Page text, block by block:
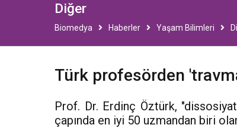
Diğer
Biomedya Haberler Yaşam Bilimleri
Türk profesörden
Prof. Dr. Erdinç Öztürk,
çapında en iyi 50 uzmandan biri